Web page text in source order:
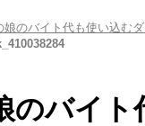
娘のバイト代も使い込む
のバイ